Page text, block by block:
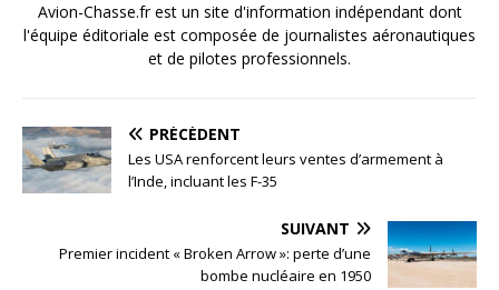
Avion-Chasse.fr est un site d'information indépendant dont
l'équipe éditoriale est composée de journalistes aéronautiques
et de pilotes professionnels.
PRÉCÉDENT
Les USA renforcent leurs ventes d’armement à
l’Inde, incluant les F-35
SUIVANT
Premier incident « Broken Arrow »: perte d’une
bombe nucléaire en 1950